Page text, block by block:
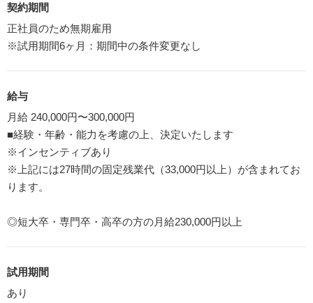
契約期間
正社員のため無期雇用
※試用期間6ヶ月：期間中の条件変更なし
給与
月給 240,000円〜300,000円
■経験・年齢・能力を考慮の上、決定いたします
※インセンティブあり
※上記には27時間の固定残業代（33,000円以上）が含まれてお
ります。
◎短大卒・専門卒・高卒の方の月給230,000円以上
試用期間
あり